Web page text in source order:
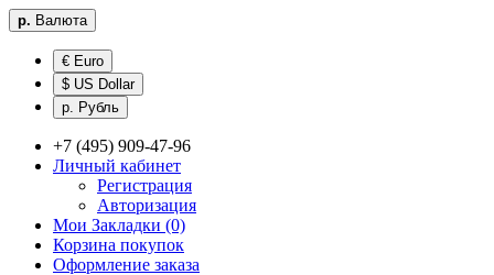
р. Валюта
€ Euro
$ US Dollar
р. Рубль
+7 (495) 909-47-96
Личный кабинет
Регистрация
Авторизация
Мои Закладки (0)
Корзина покупок
Оформление заказа